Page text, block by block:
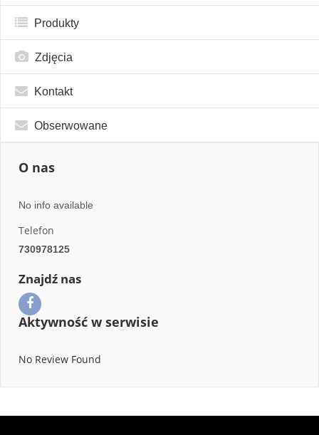
Produkty
Zdjęcia
Kontakt
Obserwowane
O nas
No info available
Telefon
730978125
Znajdź nas
Aktywność w serwisie
No Review Found